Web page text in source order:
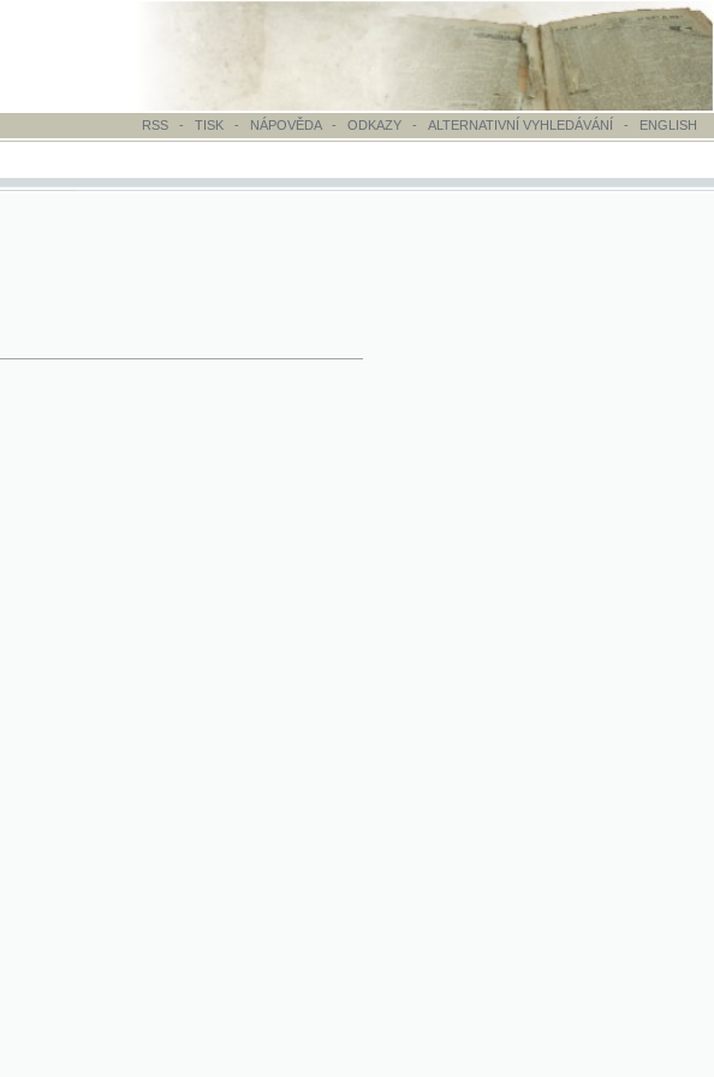
RSS - TISK-NÁPOVĚDA - ODKAZY - ALTERNATIVNÍ VYHLEDÁVÁNÍ- ENGLISH